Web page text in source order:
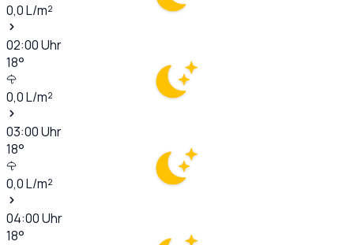
0,0L/m²
02:00Uhr
18°
0,0L/m²
03:00Uhr
18°
0,0L/m²
04:00Uhr
18°